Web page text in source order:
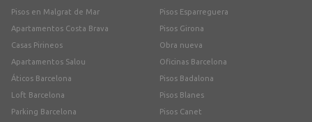
Pisos en Malgrat de Mar
Apartamentos Costa Brava
Casas Pirineos
Apartamentos Salou
Áticos Barcelona
Loft Barcelona
Parking Barcelona
Pisos Esparreguera
Pisos Girona
Obra nueva
Oficinas Barcelona
Pisos Badalona
Pisos Blanes
Pisos Canet